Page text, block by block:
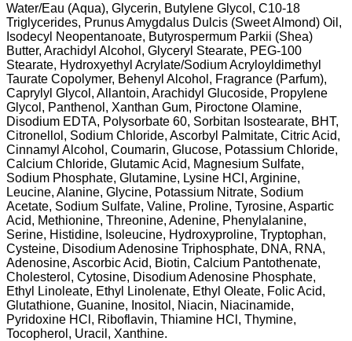
Water/Eau (Aqua), Glycerin, Butylene Glycol, C10-18
Triglycerides, Prunus Amygdalus Dulcis (Sweet Almond) Oil,
Isodecyl Neopentanoate, Butyrospermum Parkii (Shea)
Butter, Arachidyl Alcohol, Glyceryl Stearate, PEG-100
Stearate, Hydroxyethyl Acrylate/Sodium Acryloyldimethyl
Taurate Copolymer, Behenyl Alcohol, Fragrance (Parfum),
Caprylyl Glycol, Allantoin, Arachidyl Glucoside, Propylene
Glycol, Panthenol, Xanthan Gum, Piroctone Olamine,
Disodium EDTA, Polysorbate 60, Sorbitan Isostearate, BHT,
Citronellol, Sodium Chloride, Ascorbyl Palmitate, Citric Acid,
Cinnamyl Alcohol, Coumarin, Glucose, Potassium Chloride,
Calcium Chloride, Glutamic Acid, Magnesium Sulfate,
Sodium Phosphate, Glutamine, Lysine HCl, Arginine,
Leucine, Alanine, Glycine, Potassium Nitrate, Sodium
Acetate, Sodium Sulfate, Valine, Proline, Tyrosine, Aspartic
Acid, Methionine, Threonine, Adenine, Phenylalanine,
Serine, Histidine, Isoleucine, Hydroxyproline, Tryptophan,
Cysteine, Disodium Adenosine Triphosphate, DNA, RNA,
Adenosine, Ascorbic Acid, Biotin, Calcium Pantothenate,
Cholesterol, Cytosine, Disodium Adenosine Phosphate,
Ethyl Linoleate, Ethyl Linolenate, Ethyl Oleate, Folic Acid,
Glutathione, Guanine, Inositol, Niacin, Niacinamide,
Pyridoxine HCl, Riboflavin, Thiamine HCl, Thymine,
Tocopherol, Uracil, Xanthine.